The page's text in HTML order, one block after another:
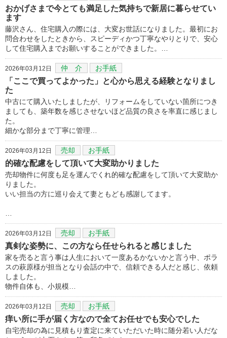
おかげさまで今とても満足した気持ちで新居に暮らせてい
ます
藤沢さん、住宅購入の際には、大変お世話になりました。最初にお
問合わせをしたときから、スピーディかつ丁寧なやりとりで、安心
して住宅購入までお願いすることができました。…
2026年03月12日 仲 介 お手紙
「ここで買ってよかった」と心から思える経験となりまし
た
中古にて購入いたしましたが、リフォームをしていない箇所につき
ましても、築年数を感じさせないほど品質の良さを率直に感じまし
た。
細かな部分まで丁寧に管理…
2026年03月12日 売却 お手紙
的確な配慮をして頂いて大変助かりました
売却物件に何度も足を運んでくれ的確な配慮をして頂いて大変助か
りました。
いい担当の方に巡り会えて妻ともども感謝してます。
2026年03月12日 売却 お手紙
真剣な姿勢に、この方なら任せられると感じました
家を売ると言う事は人生において一度あるかないかと言う中、ポラ
スの萩原様が担当となり会話の中で、信頼できる人だと感じ、依頼
しました。
物件自体も、小規模…
2026年03月12日 売却 お手紙
痒い所に手が届く方なので全てお任せでも安心でした
自宅売却の為に見積もり査定に来ていただいた時に随分若い人だな